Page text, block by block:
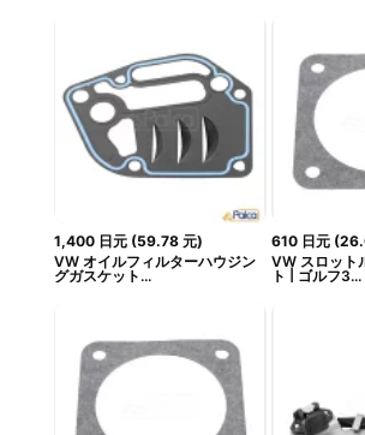
1,400 日元(59.78 元)
VW オイルフィルターハウジン
グガスケット...
610 日元 (
VW スロット
ト | ゴルフ3...